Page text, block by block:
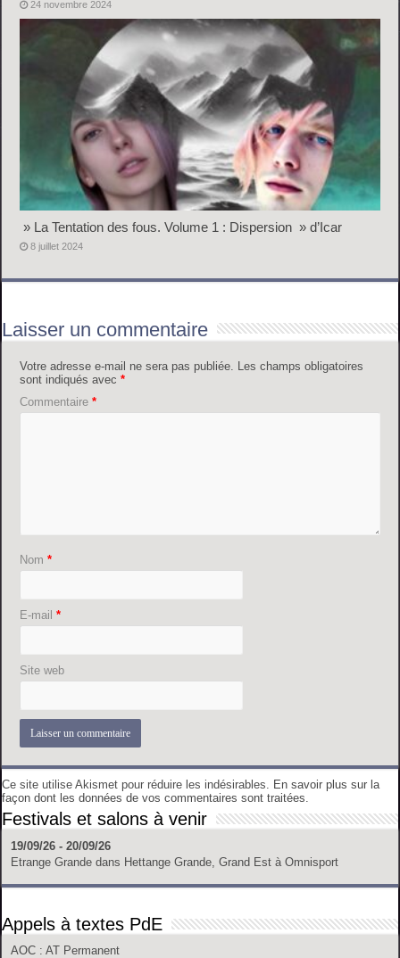
24 novembre 2024
» La Tentation des fous. Volume 1 : Dispersion » d’Icar
8 juillet 2024
Laisser un commentaire
Votre adresse e-mail ne sera pas publiée.
Les champs obligatoires
sont indiqués avec*
Commentaire*
Nom*
E-mail*
Site web
Ce site utilise Akismet pour réduire les indésirables.
En savoir plus sur la
façon dont les données de vos commentaires sont traitées
Festivals et salons à venir
19/09/26 - 20/09/26
Etrange Grande dans Hettange Grande, Grand Est à Omnisport
Appels à textes PdE
AOC : AT Permanent